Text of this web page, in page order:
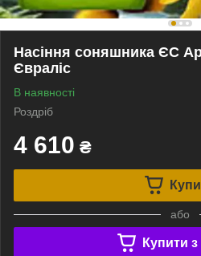
Насіння соняшника ЄС
Євраліс
В наявності
Роздріб
4 610 ₴
або
Купити з